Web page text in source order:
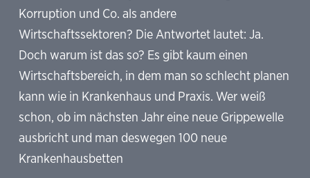
Korruption und Co. als andere
Wirtschaftssektoren? Die Antwortet lautet: Ja.
Doch warum ist das so? Es gibt kaum einen
Wirtschaftsbereich, in dem man so schlecht planen
kann wie in Krankenhaus und Praxis. Wer weiß
schon, ob im nächsten Jahr eine neue Grippewelle
ausbricht und man deswegen 100 neue
Krankenhausbetten